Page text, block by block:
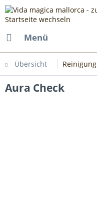
Menü
Übersicht Reinigung
Aura Check